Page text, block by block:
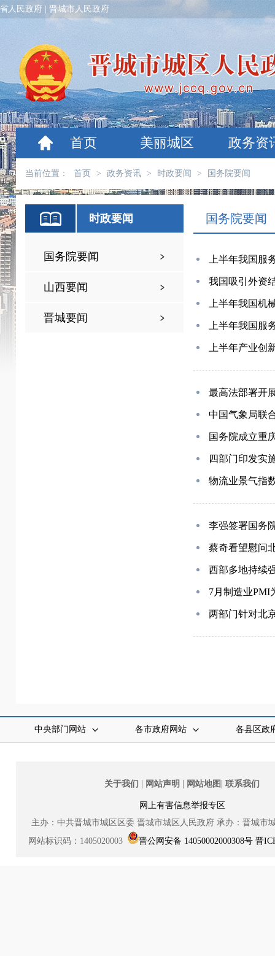
人民政府 晋城市人民政府
首页 美丽城区 政务资
当前位置： 首页 > 政务资讯 > 时政要闻 > 国务院要闻
时政要闻
国务院要闻
山西要闻
晋城要闻
国务院要闻
上半年我国服
我国吸引外资
上半年我国机
上半年我国服
上半年产业创
最高法部署开
中国气象局联
国务院成立重
四部门印发实
物流业景气指
李强签署国务
蔡奇看望慰问
西部多地持续
7月制造业PMI
两部门针对北
中央部门网站 各市政府网站 各县区政
关于我们 | 网站声明 | 网站地图 | 联系我们
网上有害信息举报专区
主办：中共晋城市城区区委 晋城市城区人民政府 承办：晋城市
网站标识码：1405020003
晋公网安备 14050002000308号 晋